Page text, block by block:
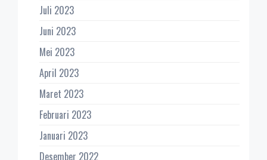
Juli 2023
Juni 2023
Mei 2023
April 2023
Maret 2023
Februari 2023
Januari 2023
Desember 2022